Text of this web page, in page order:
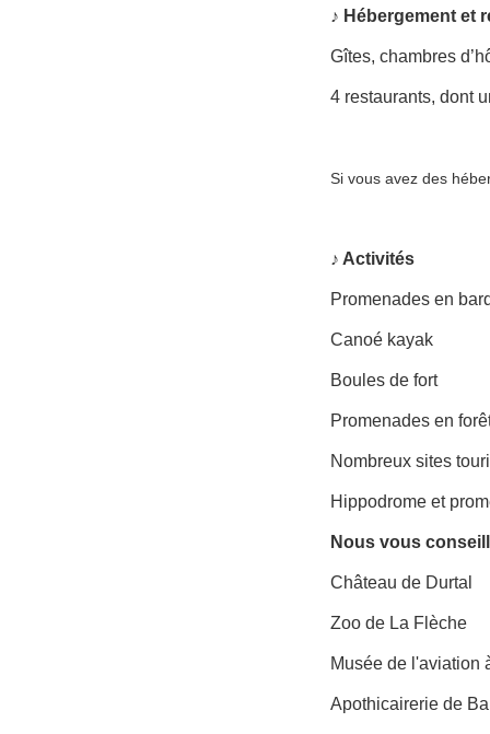
♪ Hébergement et
Gîtes, chambres
4 restaurants, dont
Si vous avez des
♪ Activités
Promenades en
Canoé kayak
Boules de fort
Promenades en
Nombreux sites
Hippodrome et
Nous vous
Château de Durtal
Zoo de La Flèche
Musée de l'aviation
Apothicairerie de